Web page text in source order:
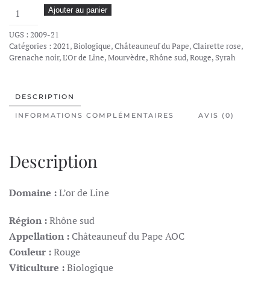
quantité
de
L'Or
de
du
Pape
Ajouter au panier
UGS : 2009-21
Catégories : 2021,Biologique,Châteauneuf du Pape,Clairette rose,
Grenache noir,L'Or de Line,Mourvèdre,Rhône sud,Rouge,Syrah
DESCRIPTION
INFORMATIONS COMPLÉMENTAIRES AVIS (0)
Description
Domaine :L’or de Line
Région :Rhône sud
Appellation : Châteauneuf du Pape AOC
Couleur :Rouge
Viticulture :Biologique